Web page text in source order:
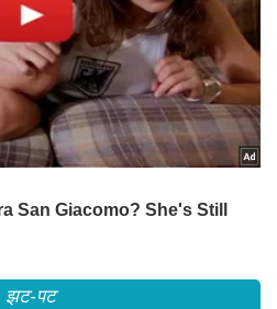
झट-पट